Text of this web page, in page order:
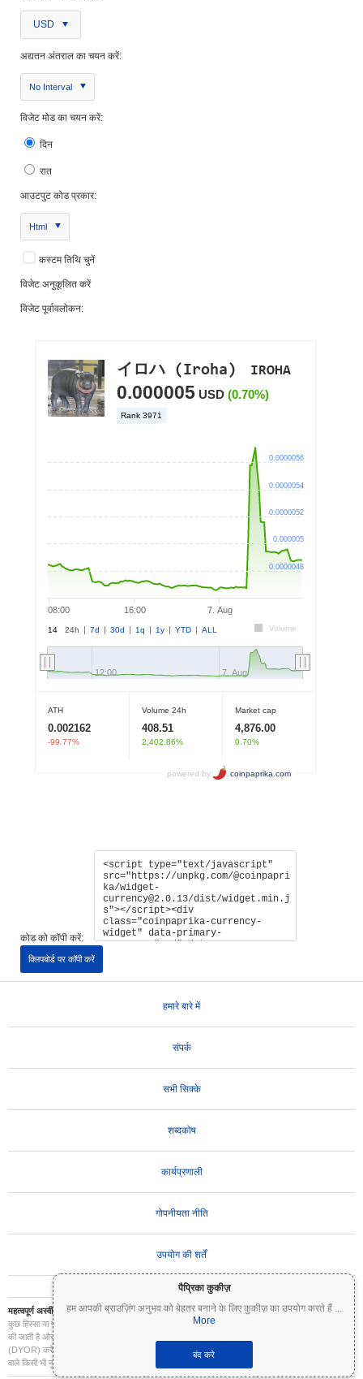
पैप्रिका कुकीज़
हम आपकी ब्राउज़िंग अनुभव को बेहतर बनाने के लिए कुकीज़ का उपयोग करते हैं ...
More
बंद करे
USD
अद्यतन अंतराल का चयन करें:
No Interval
विजेट मोड का चयन करें:
दिन
रात
आउटपुट कोड प्रकार:
Html
कस्टम तिथि चुनें
विजेट अनुकूलित करें
विजेट पूर्वावलोकन:
कोड को कॉपी करें:
क्लिपबोर्ड पर कॉपी करें
हमारे बारे में
संपर्क
सभी सिक्के
शब्दकोष
कार्यप्रणाली
गोपनीयता नीति
उपयोग की शर्तें
महत्वपूर्ण अस्वीकरण:क्रिप्टोकरेंसी अत्यधिक अस्थिर हैं और इनमें महत्वपूर्ण जोखिम शामिल है। आप अपने निवेश का
कुछ हिस्सा या पूरा निवेश खो सकते हैं। Coinpaprika पर सभी जानकारी केवल सूचनात्मक उद्देश्यों के लिए प्रदान
की जाती है और यह वित्तीय या निवेश सलाह नहीं है। निवेश के निर्णय लेने से पहले हमेशा अपना स्वयं का शोध
(DYOR) करें और किसी योग्य वित्तीय सलाहकार से परामर्श करें। Coinpaprika इस जानकारी के उपयोग से होने
वाले किसी भी नुकसान के लिए उत्तरदायी नहीं है।